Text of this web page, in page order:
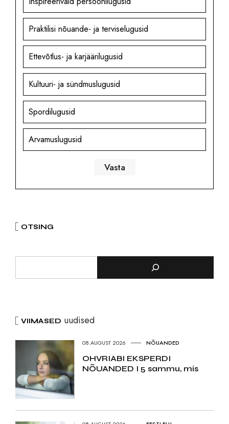
Praktilisi nõuande- ja terviselugusid
Ettevõtlus- ja karjäärilugusid
Kultuuri- ja sündmuslugusid
Spordilugusid
Arvamuslugusid
OTSING
VIIMASED uudised
08.AUGUST 2026 NÕUANDED
OHVRIABI EKSPERDI
NÕUANDED I 5 sammu, mis